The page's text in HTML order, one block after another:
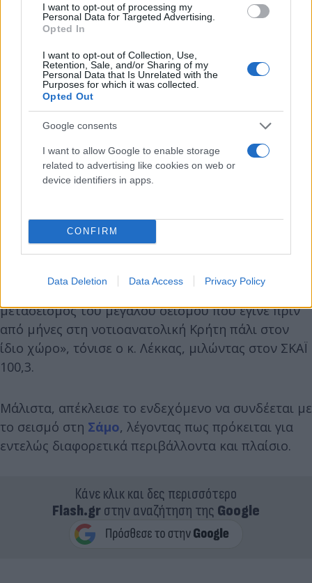
I want to opt-out of processing my
Personal Data for Targeted Advertising.
Opted In
I want to opt-out of Collection, Use,
Retention, Sale, and/or Sharing of my
Personal Data that Is Unrelated with the
Purposes for which it was collected.
Opted Out
Google consents
I want to allow Google to enable storage
related to advertising like cookies on web or
device identifiers in apps.
CONFIRM
Data Deletion Data Access Privacy Policy
«Δεν υπάρχει λόγος ανησυχίας»
Καθησυχαστικός εμφανίστηκε ο πρόεδρος του
ΟΑΣΠ Ευθύμιος Λέκκας. Χαρακτήρισε το σεισμό
μετασεισμό του μεγάλου σεισμού πριν μήνες.
περιβάλλον αρκετά μακριά από την Ιεράπετρα και
δεν υπάρχει κανένας λόγος ανησυχίας.
«Ουσιαστικά μπορεί να πει κανείς πως είναι
μετασεισμός του μεγάλου σεισμού που έγινε πριν
από μήνες στη νοτιοανατολική Κρήτη πάλι στον
ίδιο χώρο», τόνισε ο κ. Λέκκας, μιλώντας στον ΣΚΑΪ
100,3.
Μάλιστα, απέκλεισε το ενδεχόμενο να συνδέεται με
το σεισμό στη Σάμο, λέγοντας πως πρόκειται για
εντελώς διαφορετικά περιβάλλοντα και πλαίσιο.
Κάνε κλικ και δες περισσότερο
Flash.grστην αναζήτηση της Google